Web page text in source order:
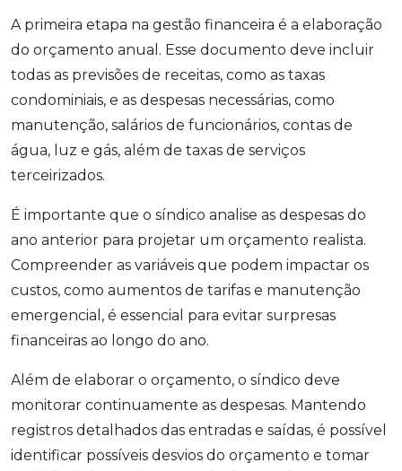
A primeira etapa na gestão financeira é a elaboração
do orçamento anual. Esse documento deve incluir
todas as previsões de receitas, como as taxas
condominiais, e as despesas necessárias, como
manutenção, salários de funcionários, contas de
água, luz e gás, além de taxas de serviços
terceirizados.
É importante que o síndico analise as despesas do
ano anterior para projetar um orçamento realista.
Compreender as variáveis que podem impactar os
custos, como aumentos de tarifas e manutenção
emergencial, é essencial para evitar surpresas
financeiras ao longo do ano.
Além de elaborar o orçamento, o síndico deve
monitorar continuamente as despesas. Mantendo
registros detalhados das entradas e saídas, é possível
identificar possíveis desvios do orçamento e tomar